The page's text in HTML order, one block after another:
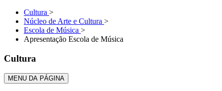
Cultura >
Núcleo de Arte e Cultura >
Escola de Música >
Apresentação Escola de Música
Cultura
MENU DA PÁGINA